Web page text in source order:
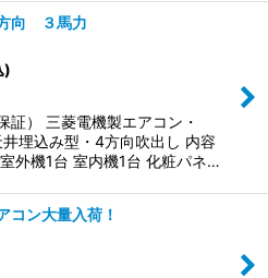
向 ３馬力
)
証） 三菱電機製エアコン・
埋込み型・4方向吹出し 内容
室外機1台 室内機1台 化粧パネ…
コン大量入荷！